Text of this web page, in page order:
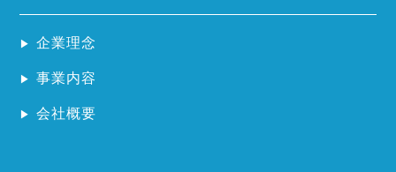
企業理念
事業内容
会社概要